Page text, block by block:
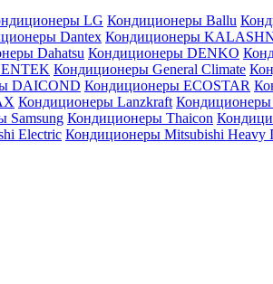
LG Кондиционеры Ballu
Dantex Кондиционеры
Dahatsu Кондиционеры DENKO
Кондиционеры General Climate
DAICOND Кондиционеры ECOSTAR
Кондиционеры Lanzkraft Кондиционеры
Samsung Кондиционеры Thaicon
Electric Кондиционеры Mitsubishi Heavy